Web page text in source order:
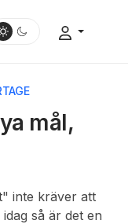
mål,
inte kräver att
så är det en